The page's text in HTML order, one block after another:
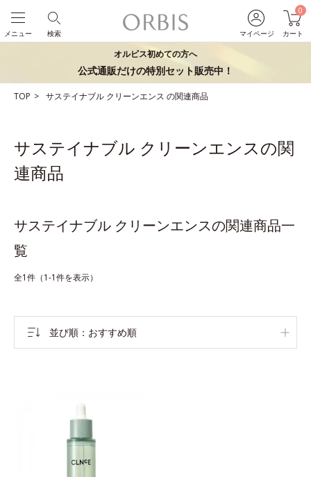
マイページ
0
カート
検索
メニュー
オルビス初めての方へ
公式通販だけの特別セット販売中！
TOP サステイナブル クリーンエンス の関連商品
サステイナブル クリーンエンスの関
連商品
サステイナブル クリーンエンスの関連商品一
覧
全1件（1-1件を表示）
並び順 おすすめ順